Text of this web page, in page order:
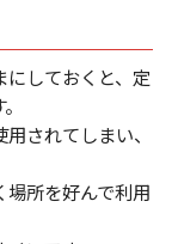
しておくと、定
されてしまい、
所を好んで利用